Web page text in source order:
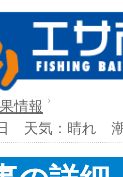
情報
天気：晴れ